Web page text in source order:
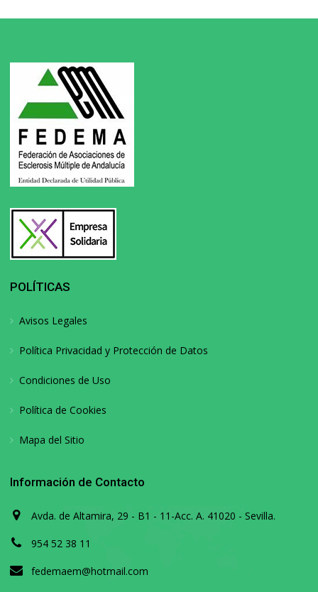
POLÍTICAS
Avisos Legales
Política Privacidad y Protección de Datos
Condiciones de Uso
Política de Cookies
Mapa del Sitio
Información de Contacto
Avda. de Altamira, 29 - B1 - 11-Acc. A. 41020 - Sevilla.
954 52 38 11
fedemaem@hotmail.com